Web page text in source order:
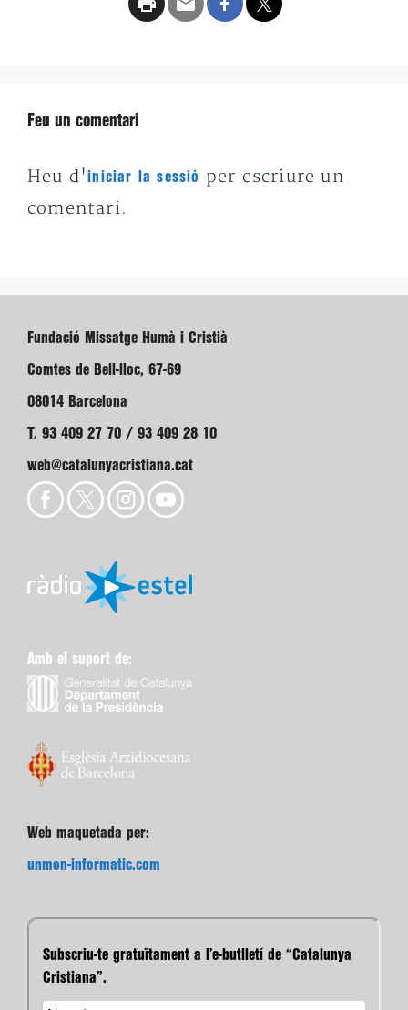
Feu un comentari
Heu d'iniciar la sessió
per escriure un
comentari.
Fundació Missatge Humà i Cristià
Comtes de Bell-lloc, 67-69
08014 Barcelona
T. 93 409 27 70 / 93 409 28 10
web@catalunyacristiana.cat
Amb el suport de:
Web maquetada per:
unmon-informatic.com
Subscriu-te gratuïtament a l’e-butlletí de “Catalunya
Cristiana”.